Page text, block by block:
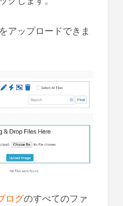
アップロードできま
ログのすべてのファ